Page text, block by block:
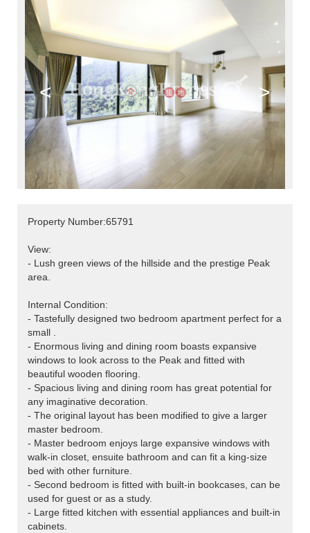
< >
Property Number:65791
View:
- Lush green views of the hillside and the prestige Peak
area.
Internal Condition:
- Tastefully designed two bedroom apartment perfect for a
small .
- Enormous living and dining room boasts expansive
windows to look across to the Peak and fitted with
beautiful wooden flooring.
- Spacious living and dining room has great potential for
any imaginative decoration.
- The original layout has been modified to give a larger
master bedroom.
- Master bedroom enjoys large expansive windows with
walk-in closet, ensuite bathroom and can fit a king-size
bed with other furniture.
- Second bedroom is fitted with built-in bookcases, can be
used for guest or as a study.
- Large fitted kitchen with essential appliances and built-in
cabinets.